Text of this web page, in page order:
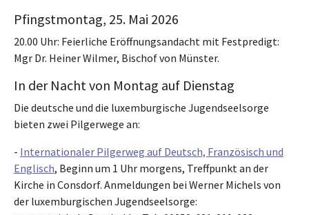
Pfingstmontag, 25. Mai 2026
20.00 Uhr: Feierliche Eröffnungsandacht mit Festpredigt:
Mgr Dr. Heiner Wilmer, Bischof von Münster.
In der Nacht von Montag auf Dienstag
Die deutsche und die luxemburgische Jugendseelsorge
bieten zwei Pilgerwege an:
- Internationaler Pilgerweg auf Deutsch, Französisch und
Englisch, Beginn um 1 Uhr morgens, Treffpunkt an der
Kirche in Consdorf. Anmeldungen bei Werner Michels von
der luxemburgischen Jugendseelsorge: